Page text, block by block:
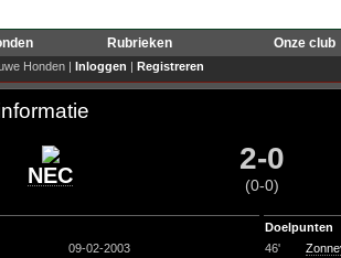
Rubrieken Onze club
Honden | Inloggen | Registreren
NEC 2-0
(0-0)
09-02-2003
Doelpunten
46'